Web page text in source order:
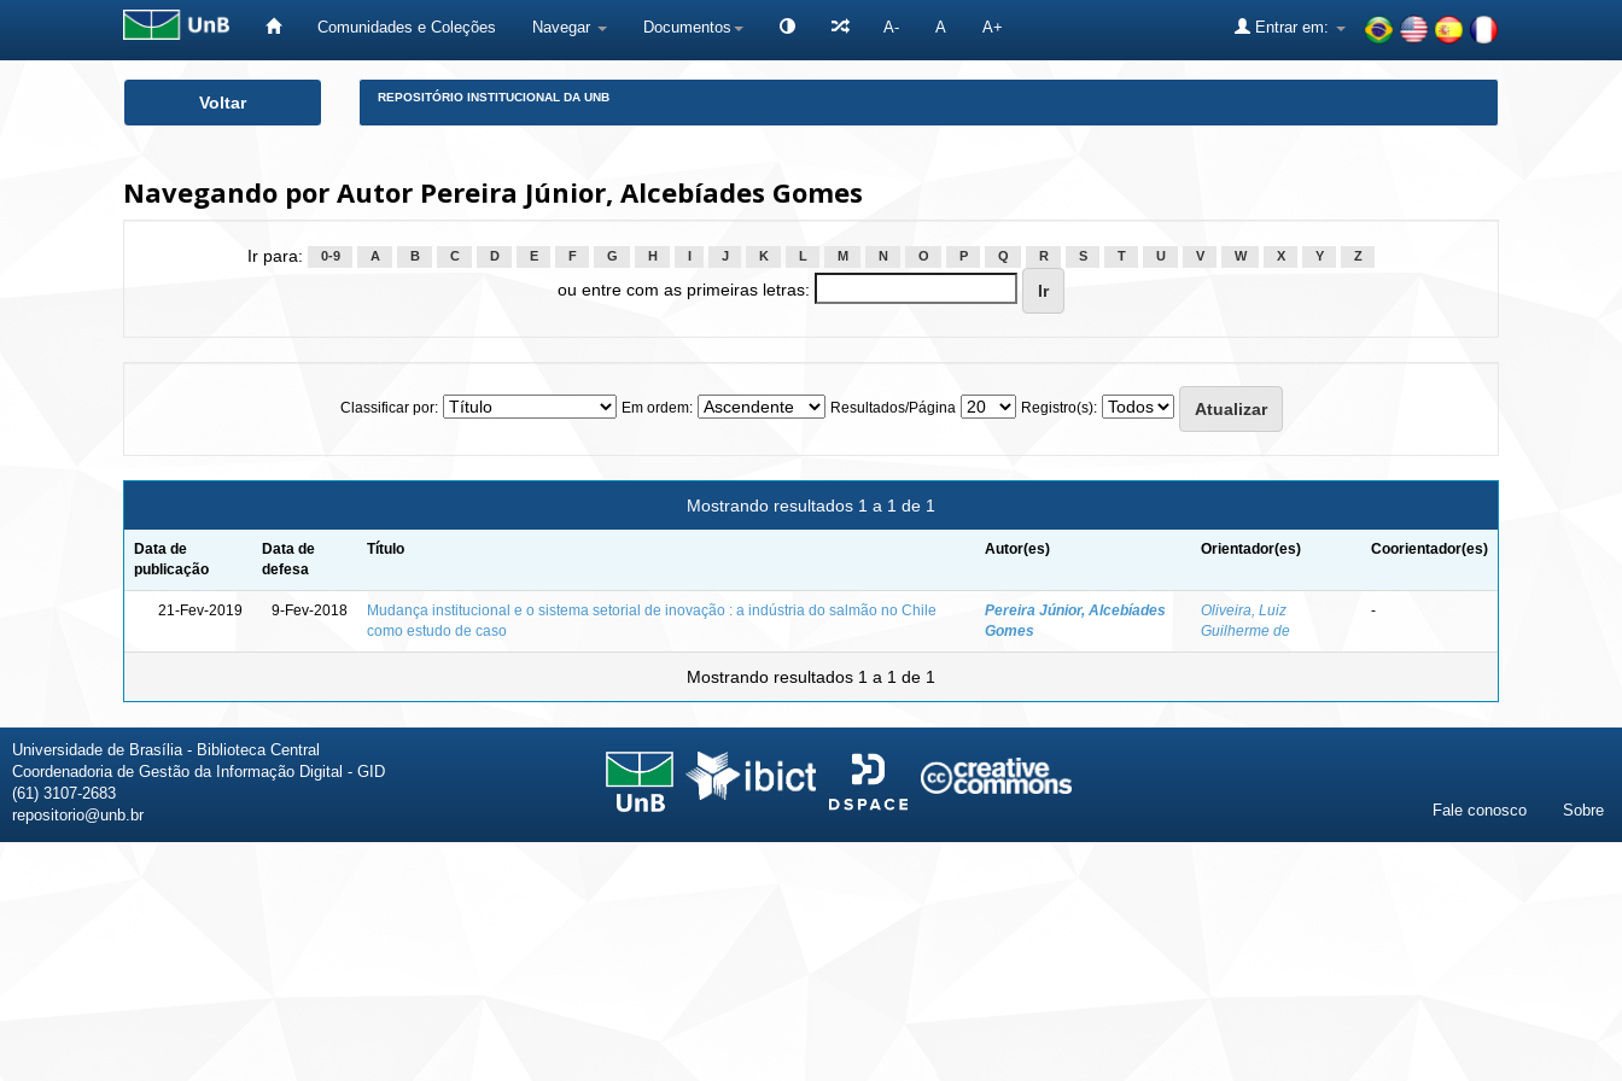
Comunidades e Coleções Navegar Documentos A- A A+ Entrar em:
Voltar REPOSITÓRIO INSTITUCIONAL DA UNB
Navegando por Autor Pereira Júnior, Alcebíades Gomes
Ir para: 0-9 A B C D E F G H J K L M N O P Q R S T U V W X Y Z
ou entre com as primeiras letras:
Classificar por: Em ordem: Resultados/Página Registro(s):
Mostrando resultados 1 a 1 de 1
Data de
publicação
Data de
defesa
Título Autor(es) Orientador(es) Coorientador(es)
21-Fev-2019 9-Fev-2018
Mudança institucional e o sistema setorial de inovação : a indústria do salmão no Chile
como estudo de caso
Pereira Júnior, Alcebíades
Gomes
Oliveira, Luiz
Guilherme de
-
Mostrando resultados 1 a 1 de 1
Universidade de Brasília - Biblioteca Central
Coordenadoria de Gestão da Informação Digital - GID
(61) 3107-2683
repositorio@unb.br
Fale conosco Sobre